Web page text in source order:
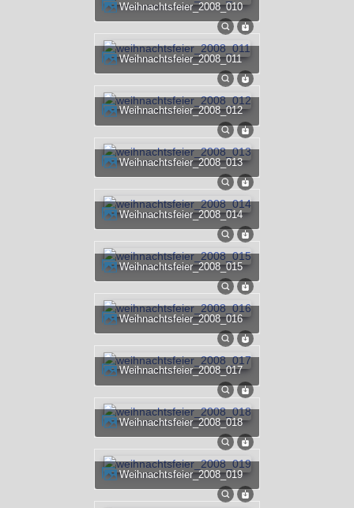
weihnachtsfeier_2008_010
weihnachtsfeier_2008_011
weihnachtsfeier_2008_012
weihnachtsfeier_2008_013
weihnachtsfeier_2008_014
weihnachtsfeier_2008_015
weihnachtsfeier_2008_016
weihnachtsfeier_2008_017
weihnachtsfeier_2008_018
weihnachtsfeier_2008_019